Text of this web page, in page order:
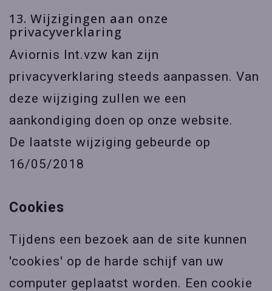
13. Wijzigingen aan onze
privacyverklaring
Aviornis Int.vzw kan zijn
privacyverklaring steeds aanpassen. Van
deze wijziging zullen we een
aankondiging doen op onze website.
De laatste wijziging gebeurde op
16/05/2018
Cookies
Tijdens een bezoek aan de site kunnen
'cookies' op de harde schijf van uw
computer geplaatst worden. Een cookie